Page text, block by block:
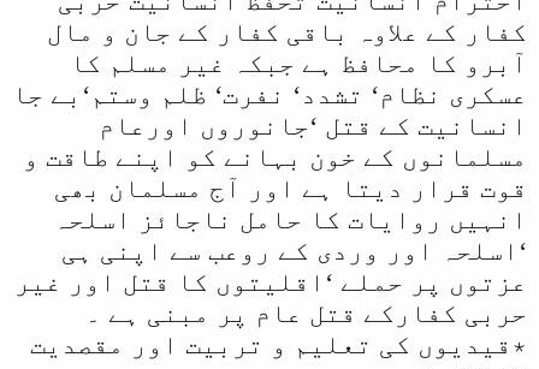
کفار کے علاوہ باقی کفار کے جان و مال
آبرو کا محافظ ہے جبکہ غیر مسلم کا
عسکری نظام‘ تشدد‘ نفرت‘ ظلم وستم‘بے جا
انسانیت کے قتل ‘جانوروں اورعام
مسلمانوں کے خون بہانے کو اپنے طاقت و
قوت قرار دیتا ہے اور آج مسلمان بھی
انہیں روایات کا حامل ناجائز اسلحہ
‘اسلحہ اور وردی کے روعب سے اپنی ہی
عزتوں پر حملے ‘اقلیتوں کا قتل اور غیر
حربی کفارکے قتل عام پر مبنی ہے ۔
٭قیدیوں کی تعلیم و تربیت اور مقصدیت